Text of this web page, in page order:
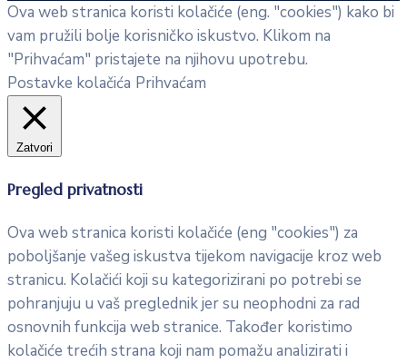
Ova web stranica koristi kolačiće (eng. "cookies") kako bi
vam pružili bolje korisničko iskustvo. Klikom na
"Prihvaćam" pristajete na njihovu upotrebu.
Postavke kolačića Prihvaćam
Zatvori
Pregled privatnosti
Ova web stranica koristi kolačiće (eng "cookies") za
poboljšanje vašeg iskustva tijekom navigacije kroz web
stranicu. Kolačići koji su kategorizirani po potrebi se
pohranjuju u vaš preglednik jer su neophodni za rad
osnovnih funkcija web stranice. Također koristimo
kolačiće trećih strana koji nam pomažu analizirati i